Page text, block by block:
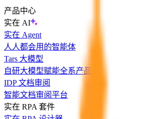
产品中心
实在 AI
实在 Agent
人人都会用的智能体
Tars 大模型
自研大模型赋能全系产品
IDP 文档审阅
智能文档审阅平台
实在 RPA 套件